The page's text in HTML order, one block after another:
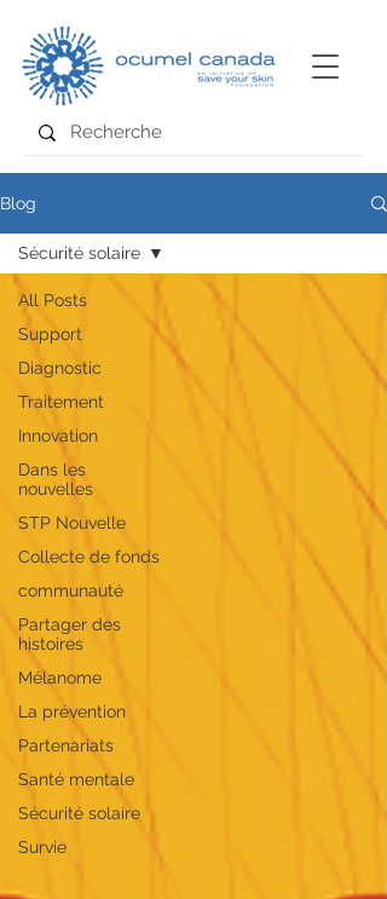
Blog
All Posts
Support
Diagnostic
Traitement
Innovation
Dans les
nouvelles
STP Nouvelle
Collecte de fonds
communauté
Partager des
histoires
Mélanome
La prévention
Partenariats
Santé mentale
Sécurité solaire
Survie
Sécurité solaire